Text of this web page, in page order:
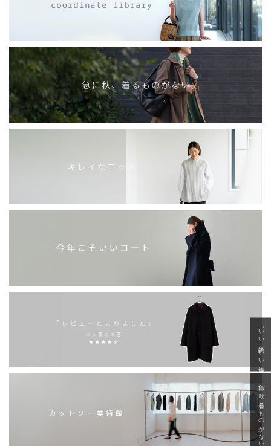
「いい年齢 いい洋服」
急に秋、着るものがない